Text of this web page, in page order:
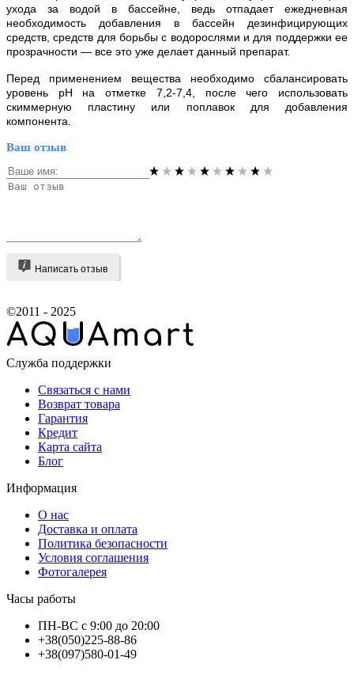
ухода за водой в бассейне, ведь отпадает ежедневная
необходимость добавления в бассейн дезинфицирующих
средств, средств для борьбы с водорослями и для поддержки ее
прозрачности — все это уже делает данный препарат.
Перед применением вещества необходимо сбалансировать
уровень pH на отметке 7,2-7,4, после чего использовать
скиммерную пластину или поплавок для добавления
компонента.
Ваш отзыв
Написать отзыв
©2011 - 2025
Служба поддержки
Связаться с нами
Возврат товара
Гарантия
Кредит
Карта сайта
Блог
Информация
О нас
Доставка и оплата
Политика безопасности
Условия соглашения
Фотогалерея
Часы работы
ПН-ВС с 9:00 до 20:00
+38(050)225-88-86
+38(097)580-01-49